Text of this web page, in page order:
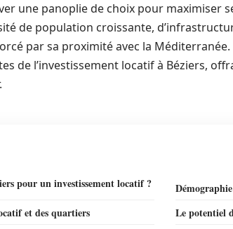
une panoplie de choix pour maximiser
de population croissante,
par sa proximité avec la
de l’investissement locatif à Béziers,
pour un investissement locatif ?
et des quartiers
Le potentiel